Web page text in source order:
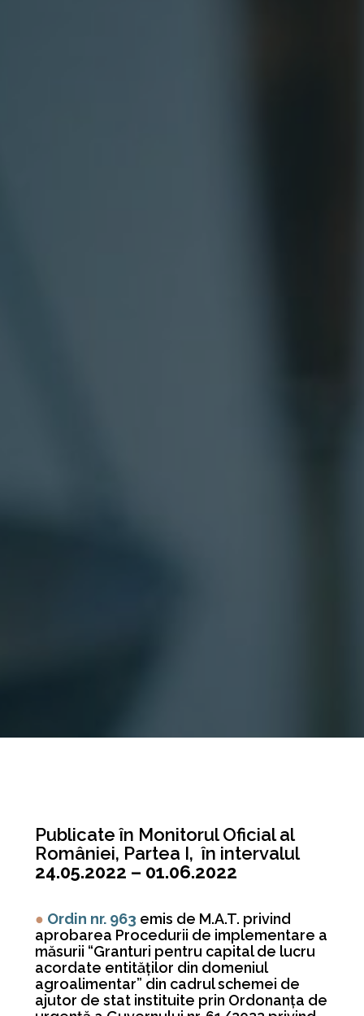
Publicate în Monitorul Oficial al
României, Partea I, în intervalul
24.05.2022 – 01.06.2022
● Ordin nr. 963 emis de M.A.T. privind
aprobarea Procedurii de implementare a
măsurii “Granturi pentru capital de lucru
acordate entităţilor din domeniul
agroalimentar” din cadrul schemei de
ajutor de stat instituite prin Ordonanţa de